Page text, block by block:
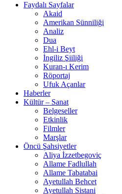
Faydalı Sayfalar
Akaid
Amerikan Sünniliği
Analiz
Dua
Ehl-i Beyt
İngiliz Şiiliği
Kuran-ı Kerim
Röportaj
Ufuk Açanlar
Haberler
Kültür – Sanat
Belgeseller
Etkinlik
Filmler
Marşlar
Öncü Şahsiyetler
Aliya İzzetbegoviç
Allame Fadlullah
Allame Tabatabai
Ayetullah Behcet
Ayetullah Sistani